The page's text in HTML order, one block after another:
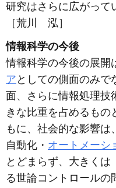
研究はさらに広がって
［荒川 泓］
情報科学の今後
情報科学の今後の展開
ア としての側面のみで
面、さらに情報処理技
きな比重を占めるもの
もに、社会的な影響は
自動化・ オートメーシ
とどまらず、大きくは
る世論コントロールの